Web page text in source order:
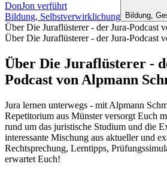
DonJon verführt
Bildung, Selbstverwirklichung
Bildung,
Über Die Juraflüsterer - der Jura-Podcast
Über Die Juraflüsterer - der Jura-Podcast
Über Die Juraflüsterer -
Podcast von Alpmann
Jura lernen unterwegs - mit Alpmann
Repetitorium aus Münster versorgt Euch
rund um das juristische Studium und die
interessante Mischung aus aktueller und
Rechtsprechung, Lerntipps,
erwartet Euch!